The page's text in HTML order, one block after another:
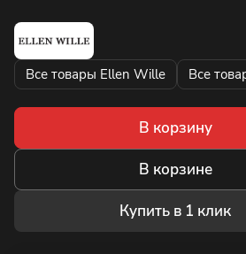
Все товары Ellen Wille Все
В корзину
В корзине
Купить в 1 клик